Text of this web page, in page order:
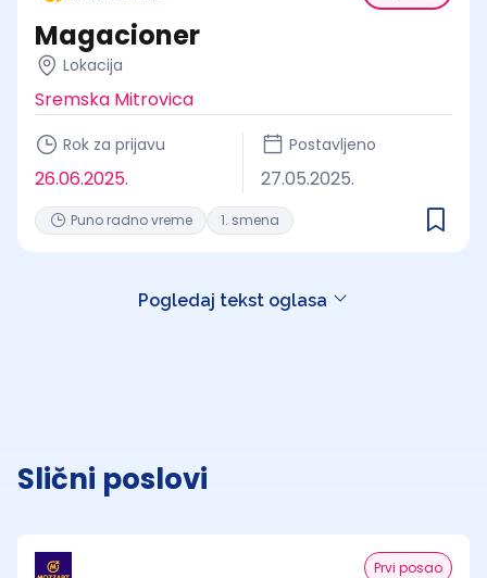
Magacioner
Lokacija
Sremska Mitrovica
Rok za prijavu
26.06.2025.
Postavljeno
27.05.2025.
Puno radno vreme 1. smena
Pogledaj tekst oglasa
Slični poslovi
Prvi posao